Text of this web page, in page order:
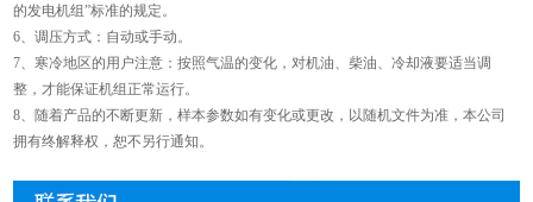
的发电机组”标准的规定。
6、调压方式：自动或手动。
7、寒冷地区的用户注意：按照气温的变化，对机油、柴油、冷却液要适当调
整，才能保证机组正常运行。
8、随着产品的不断更新，样本参数如有变化或更改，以随机文件为准，本公司
拥有终解释权，恕不另行通知。